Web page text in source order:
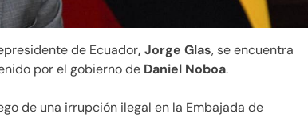
de Ecuador, Jorge Glas, se encuentra
por el gobierno de Daniel Noboa.
de una irrupción ilegal en la Embajada de